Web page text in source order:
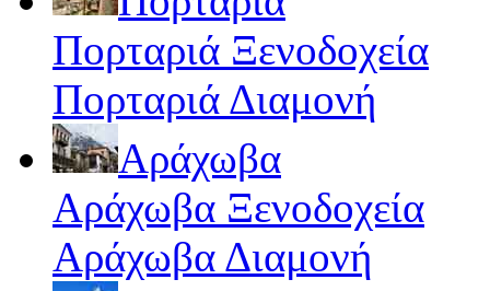
Πορταριά Ξενοδοχεία
Πορταριά Διαμονή
Αράχωβα
Αράχωβα Ξενοδοχεία
Αράχωβα Διαμονή